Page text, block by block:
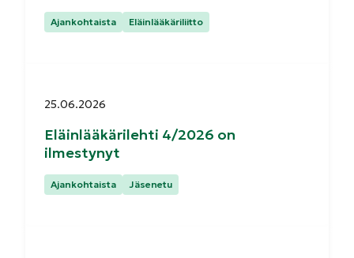
Kategoriat:
Ajankohtaista Eläinlääkäriliitto
Julkaistu:
25.06.2026
Eläinlääkärilehti 4/2026 on
ilmestynyt
Kategoriat:
Ajankohtaista Jäsenetu